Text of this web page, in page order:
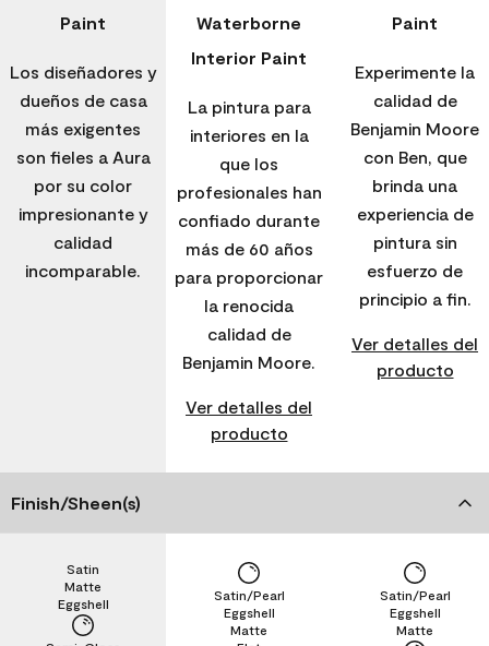
Paint
Los diseñadores y
dueños de casa
más exigentes
son fieles a Aura
por su color
impresionante y
calidad
incomparable.
Waterborne
Interior Paint
La pintura para
interiores en la
que los
profesionales han
confiado durante
más de 60 años
para proporcionar
la renocida
calidad de
Benjamin Moore.
Ver detalles del
producto
Paint
Experimente la
calidad de
Benjamin Moore
con Ben, que
brinda una
experiencia de
pintura sin
esfuerzo de
principio a fin.
Ver detalles del
producto
Finish/Sheen(s)
Eggshell
Matte
Satin
Matte
Eggshell
Satin/Pearl
Matte
Eggshell
Satin/Pearl